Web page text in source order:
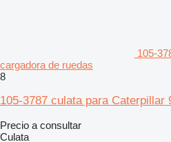
105-
cargadora de ruedas
8
105-3787 culata para Caterpillar
Precio a consultar
Culata